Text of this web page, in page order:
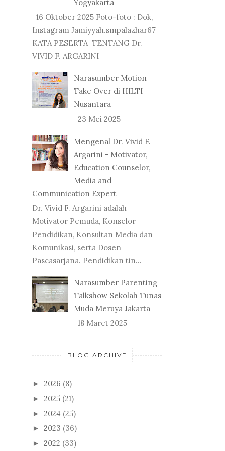
Yogyakarta
16 Oktober 2025 Foto-foto : Dok,
Instagram Jamiyyah.smpalazhar67
KATA PESERTA TENTANG Dr.
VIVID F. ARGARINI
Narasumber Motion
Take Over di HILTI
Nusantara
23 Mei 2025
Mengenal Dr. Vivid F.
Argarini - Motivator,
Education Counselor,
Media and
Communication Expert
Dr. Vivid F. Argarini adalah
Motivator Pemuda, Konselor
Pendidikan, Konsultan Media dan
Komunikasi, serta Dosen
Pascasarjana. Pendidikan tin...
Narasumber Parenting
Talkshow Sekolah Tunas
Muda Meruya Jakarta
18 Maret 2025
BLOG ARCHIVE
► 2026 (8)
► 2025 (21)
► 2024 (25)
► 2023 (36)
► 2022 (33)